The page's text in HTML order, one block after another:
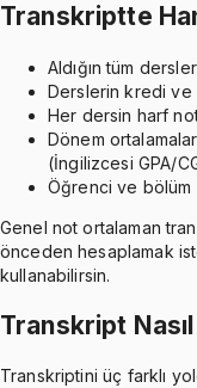
Transkriptte
Aldığın tüm
Derslerin kredi ve
Her dersin harf
Dönem
(İngilizcesi GPA/
Öğrenci ve bölüm
Genel not ortalaman
önceden hesaplamak
kullanabilirsin.
Transkript Nasıl
Transkriptini üç farklı